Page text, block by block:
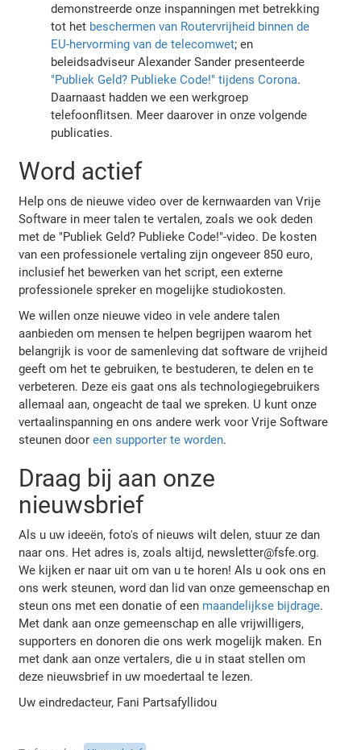
demonstreerde onze inspanningen met betrekking
tot het beschermen van Routervrijheid binnen de
EU-hervorming van de telecomwet; en
beleidsadviseur Alexander Sander presenteerde
"Publiek Geld? Publieke Code!" tijdens Corona.
Daarnaast hadden we een werkgroep
telefoonflitsen. Meer daarover in onze volgende
publicaties.
Word actief
Help ons de nieuwe video over de kernwaarden van Vrije
Software in meer talen te vertalen, zoals we ook deden
met de "Publiek Geld? Publieke Code!"-video. De kosten
van een professionele vertaling zijn ongeveer 850 euro,
inclusief het bewerken van het script, een externe
professionele spreker en mogelijke studiokosten.
We willen onze nieuwe video in vele andere talen
aanbieden om mensen te helpen begrijpen waarom het
belangrijk is voor de samenleving dat software de vrijheid
geeft om het te gebruiken, te bestuderen, te delen en te
verbeteren. Deze eis gaat ons als technologiegebruikers
allemaal aan, ongeacht de taal we spreken. U kunt onze
vertaalinspanning en ons andere werk voor Vrije Software
steunen dooreen supporter te worden.
Draag bij aan onze
nieuwsbrief
Als u uw ideeën, foto's of nieuws wilt delen, stuur ze dan
naar ons. Het adres is, zoals altijd, newsletter@fsfe.org.
We kijken er naar uit om van u te horen! Als u ook ons en
ons werk steunen, word dan lid van onze gemeenschap en
steun ons met een donatie of een maandelijkse bijdrage.
Met dank aan onze gemeenschap en alle vrijwilligers,
supporters en donoren die ons werk mogelijk maken. En
met dank aan onze vertalers, die u in staat stellen om
deze nieuwsbrief in uw moedertaal te lezen.
Uw eindredacteur, Fani Partsafyllidou